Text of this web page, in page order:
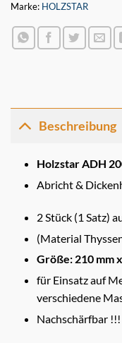
Marke: HOLZSTAR
Beschreibung
Holzstar ADH
Abricht &
2 Stück (1 Satz)
(Material
Größe: 210 mm
für Einsatz auf
verschiedene
Nachschärfbar !!!